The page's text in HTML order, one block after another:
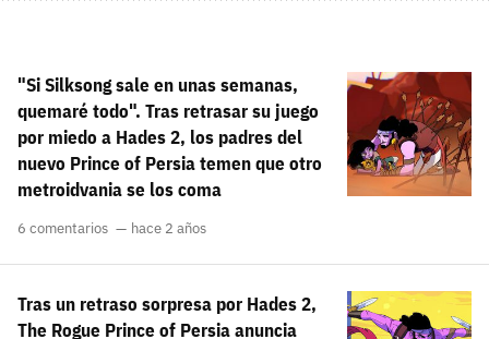
"Si Silksong sale en unas semanas,
quemaré todo". Tras retrasar su juego
por miedo a Hades 2, los padres del
nuevo Prince of Persia temen que otro
metroidvania se los coma
6 comentarios hace 2 años
Tras un retraso sorpresa por Hades 2,
The Rogue Prince of Persia anuncia